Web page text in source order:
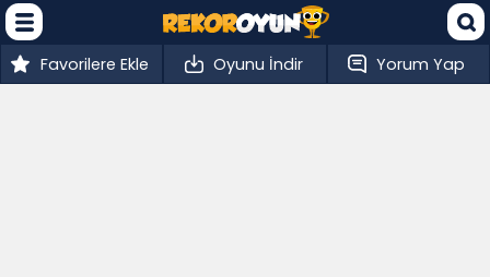
Favorilere Ekle Oyunu İndir Yorum Yap